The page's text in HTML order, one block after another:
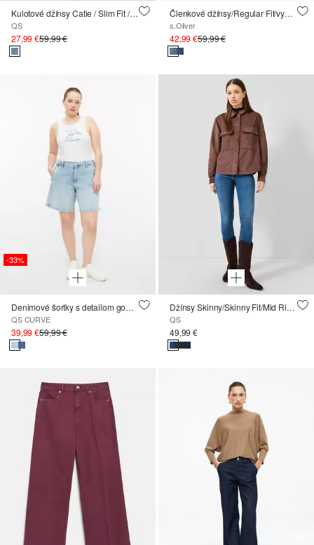
Kulotové džínsy Catie / Slim Fit / vysoký pás
QS
27,99 €59,99 €
Členkové džínsy/Regular Fit/vysoký pás/sudovité nohavice
s.Oliver
42,99 €59,99 €
-33%
Denimové šortky s detailom gombíka
QS CURVE
39,99 €59,99 €
Džínsy Skinny/Skinny Fit/Mid Rise/Skinny Leg
QS
49,99 €